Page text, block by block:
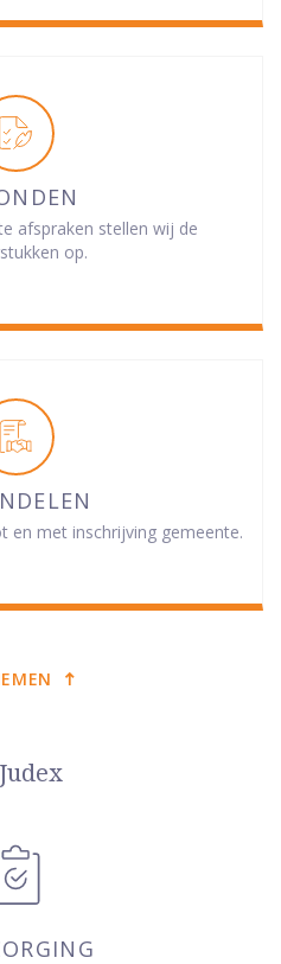
afspraken stellen wij de
op.
en met inschrijving gemeente.